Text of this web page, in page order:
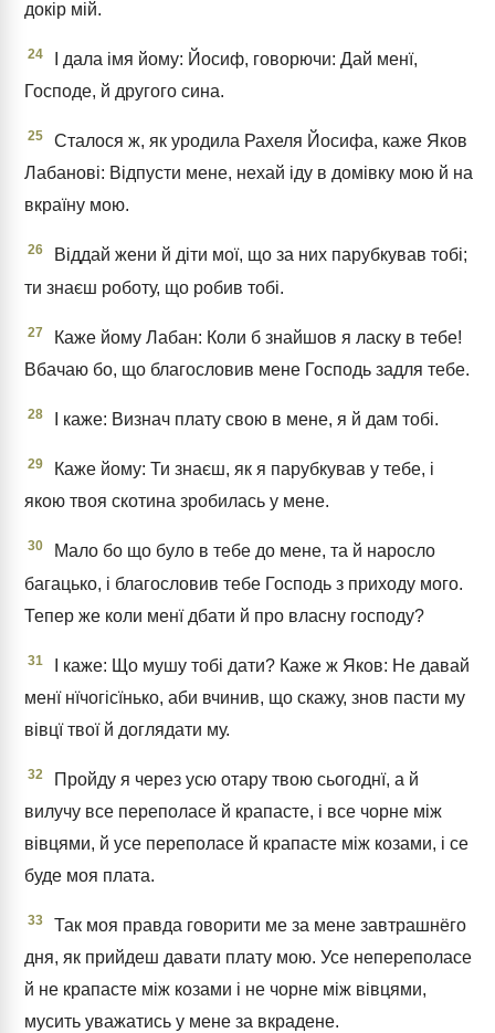
докір мій.
24
І дала імя йому: Йосиф, говорючи: Дай менї,
Господе, й другого сина.
25
Сталося ж, як уродила Рахеля Йосифа, каже Яков
Лабанові: Відпусти мене, нехай іду в домівку мою й на
вкраїну мою.
26
Віддай жени й діти мої, що за них парубкував тобі;
ти знаєш роботу, що робив тобі.
27
Каже йому Лабан: Коли б знайшов я ласку в тебе!
Вбачаю бо, що благословив мене Господь задля тебе.
28 І каже: Визнач плату свою в мене, я й дам тобі.
29
Каже йому: Ти знаєш, як я парубкував у тебе, і
якою твоя скотина зробилась у мене.
30
Мало бо що було в тебе до мене, та й наросло
багацько, і благословив тебе Господь з приходу мого.
Тепер же коли менї дбати й про власну господу?
31
І каже: Що мушу тобі дати? Каже ж Яков: Не давай
менї нїчогісїнько, аби вчинив, що скажу, знов пасти му
вівцї твої й доглядати му.
32
Пройду я через усю отару твою сьогоднї, а й
вилучу все переполасе й крапасте, і все чорне між
вівцями, й усе переполасе й крапасте між козами, і се
буде моя плата.
33
Так моя правда говорити ме за мене завтрашнёго
дня, як прийдеш давати плату мою. Усе непереполасе
й не крапасте між козами і не чорне між вівцями,
мусить уважатись у мене за вкрадене.